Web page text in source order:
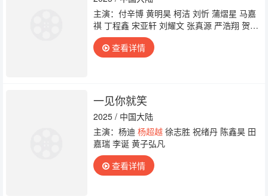
主演：付辛博 黄明昊 柯洁 刘忻 蒲熠星 马嘉
祺 丁程鑫 宋亚轩 刘耀文 张真源 严浩翔 贺峻
霖 王瑞欣 武艺杨超越
翰 符龙飞 曾雪瑶 周一围 陈妍希 毛衍七 杨和
苏 陈峥宇 沙一汀 艾福杰尼
查看详情
一见你就笑
2025 / 中国大陆
主演：杨迪 杨超越徐志胜 祝绪丹 陈鑫昊 田
嘉瑞 李诞 黄子弘凡
查看详情